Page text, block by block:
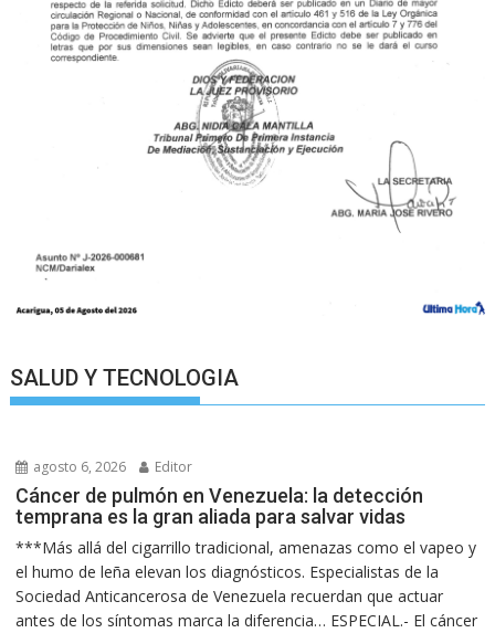
SALUD Y TECNOLOGIA
agosto 6, 2026 Editor
Cáncer de pulmón en Venezuela: la detección
temprana es la gran aliada para salvar vidas
***Más allá del cigarrillo tradicional, amenazas como el vapeo y
el humo de leña elevan los diagnósticos. Especialistas de la
Sociedad Anticancerosa de Venezuela recuerdan que actuar
antes de los síntomas marca la diferencia… ESPECIAL.- El cáncer